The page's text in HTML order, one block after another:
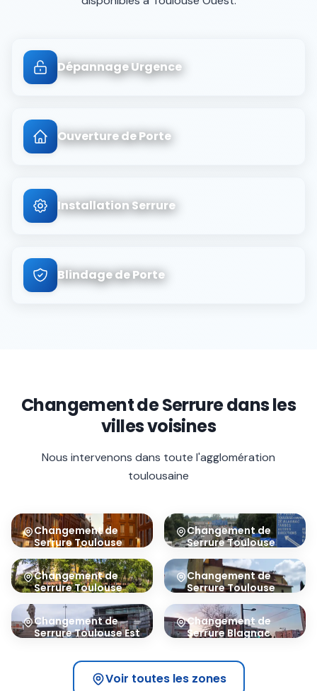
Dépannage Urgence
Ouverture de Porte
Installation Serrure
Blindage de Porte
Changement de Serruredans les
villes voisines
Nous intervenons dans toute l'agglomération
toulousaine
Changement de
Serrure Toulouse
31000
Changement de
SerrureToulouse
31100
Changement de
SerrureToulouse
31200
Changement de
SerrureToulouse
31400
Changement de
SerrureToulouse Est
Changement de
Serrure Blagnac
Voir toutes les zones